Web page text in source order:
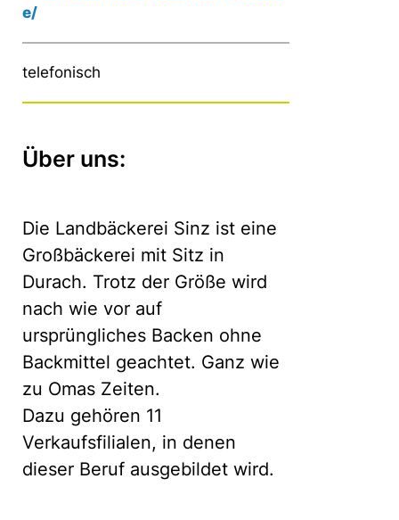
e/
telefonisch
Über uns:
Die Landbäckerei Sinz ist eine
Großbäckerei mit Sitz in
Durach. Trotz der Größe wird
nach wie vor auf
ursprüngliches Backen ohne
Backmittel geachtet. Ganz wie
zu Omas Zeiten.
Dazu gehören 11
Verkaufsfilialen, in denen
dieser Beruf ausgebildet wird.